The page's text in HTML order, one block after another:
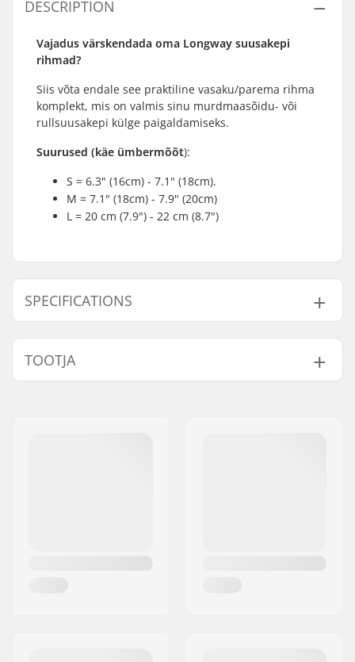
DESCRIPTION
Vajadus värskendada oma Longway suusakepi
rihmad?
Siis võta endale see praktiline vasaku/parema rihma
komplekt, mis on valmis sinu murdmaasõidu- või
rullsuusakepi külge paigaldamiseks.
Suurused (käe ümbermõõt):
S = 6.3" (16cm) - 7.1" (18cm).
M = 7.1" (18cm) - 7.9" (20cm)
L = 20 cm (7.9") - 22 cm (8.7")
SPECIFICATIONS
Tükid pakendi kohta: 2
TOOTJA